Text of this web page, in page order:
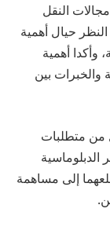
النقل
حيال أهمية
وأكدا أهمية
والخبرات بين
من متطلبات
الدبلوماسية
إلى مساهمة